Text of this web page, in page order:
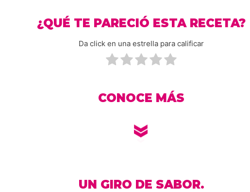
¿QUÉ TE PARECIÓ ESTA RECETA?
Da click en una estrella para calificar
CONOCE MÁS
UN GIRO DE SABOR.